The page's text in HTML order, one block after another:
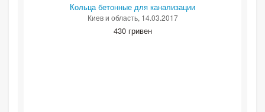
Кольца бетонные для канализации
Киев и область, 14.03.2017
430 гривен